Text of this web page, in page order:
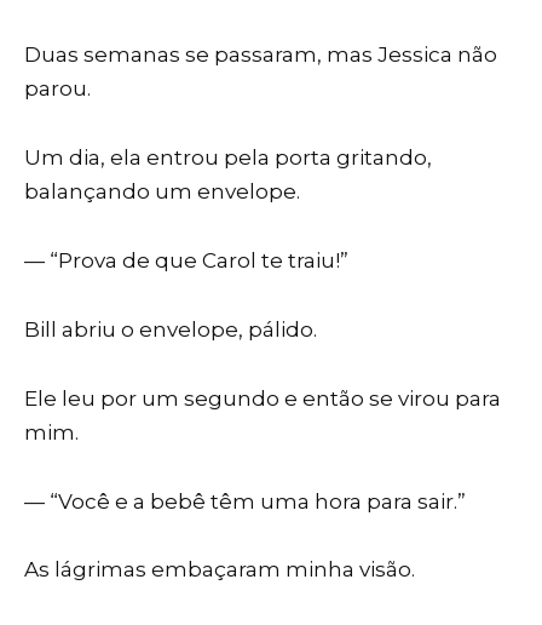
Duas semanas se passaram, mas Jessica não
parou.
Um dia, ela entrou pela porta gritando,
balançando um envelope.
— “Prova de que Carol te traiu!”
Bill abriu o envelope, pálido.
Ele leu por um segundo e então se virou para
mim.
— “Você e a bebê têm uma hora para sair.”
As lágrimas embaçaram minha visão.